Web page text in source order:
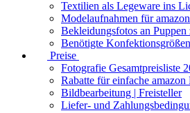
Textilien als Legeware ins
Modelaufnahmen für amazon
Bekleidungsfotos an Puppen
Benötigte Konfektionsgrößen
Preise
Fotografie Gesamtpreisliste
Rabatte für einfache amazon
Bildbearbeitung | Freisteller
Liefer- und